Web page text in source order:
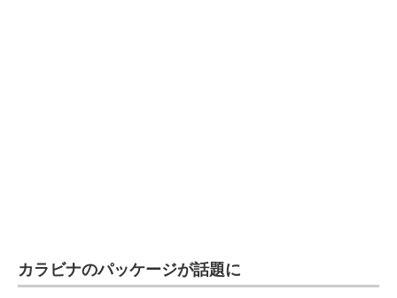
カラビナのパッケージが話題に